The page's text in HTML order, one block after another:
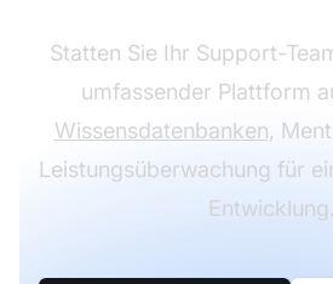
Statten Sie Ihr Support-
umfassender Plattform
Wissensdatenbanken,
Leistungsüberwachung für
Entwicklung.